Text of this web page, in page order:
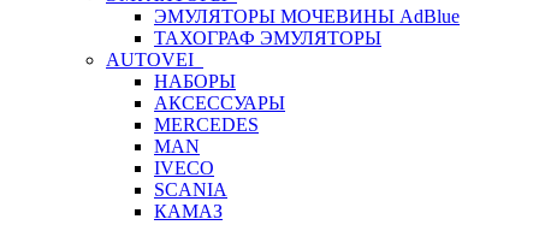
ЭМУЛЯТОРЫ МОЧЕВИНЫ АdBlue
ТАХОГРАФ ЭМУЛЯТОРЫ
AUTOVEI
НАБОРЫ
АКСЕССУАРЫ
MERCEDES
MAN
IVECO
SCANIA
КАМАЗ